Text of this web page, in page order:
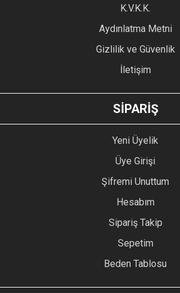
Ürün fiyatı diğer sitelerden daha pahalı.
GÖNDER
K.V.K.K.
Aydınlatma Metni
Gizlilik ve Güvenlik
İletişim
SİPARİŞ
Yeni Üyelik
Üye Girişi
Şifremi Unuttum
Hesabım
Sipariş Takip
Sepetim
Beden Tablosu